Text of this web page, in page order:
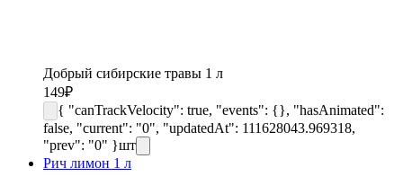
Добрый сибирские травы 1 л
149₽
{ "canTrackVelocity": true, "events": {}, "hasAnimated":
false, "current": "0", "updatedAt": 111628043.969318,
"prev": "0" }шт
Рич лимон 1 л